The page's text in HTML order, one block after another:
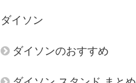
ダイソン
ダイソンのおすすめ